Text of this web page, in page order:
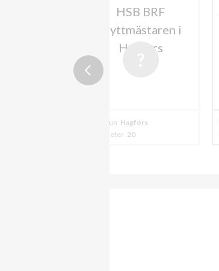
HSB BRF
Hyttmästaren i
Hagfors
Kommun Hagfors
Lägenheter 20